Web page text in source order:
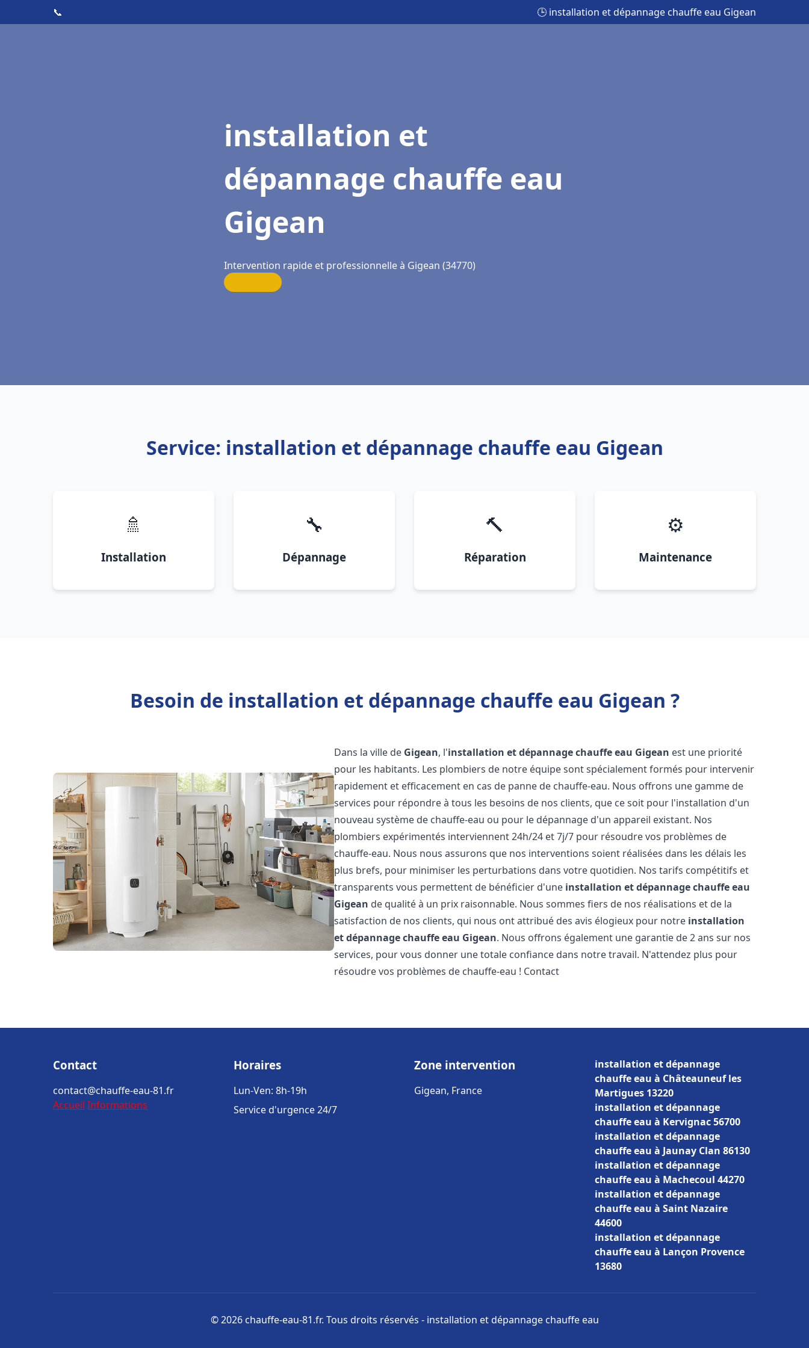
📞 🕒 installation et dépannage chauffe eau Gigean
installation et
dépannage chauffe eau
Gigean
Intervention rapide et professionnelle à Gigean (34770)
Service: installation et dépannage chauffe eau Gigean
🚿
Installation
🔧
Dépannage
🔨
Réparation
⚙️
Maintenance
Besoin de installation et dépannage chauffe eau Gigean ?
Dans la ville de Gigean, l'installation et dépannage chauffe eau Gigean est une priorité
pour les habitants. Les plombiers de notre équipe sont spécialement formés pour intervenir
rapidement et efficacement en cas de panne de chauffe-eau. Nous offrons une gamme de
services pour répondre à tous les besoins de nos clients, que ce soit pour l'installation d'un
nouveau système de chauffe-eau ou pour le dépannage d'un appareil existant. Nos
plombiers expérimentés interviennent 24h/24 et 7j/7 pour résoudre vos problèmes de
chauffe-eau. Nous nous assurons que nos interventions soient réalisées dans les délais les
plus brefs, pour minimiser les perturbations dans votre quotidien. Nos tarifs compétitifs et
transparents vous permettent de bénéficier d'une installation et dépannage chauffe eau
Gigean de qualité à un prix raisonnable. Nous sommes fiers de nos réalisations et de la
satisfaction de nos clients, qui nous ont attribué des avis élogieux pour notre installation
et dépannage chauffe eau Gigean. Nous offrons également une garantie de 2 ans sur nos
services, pour vous donner une totale confiance dans notre travail. N'attendez plus pour
résoudre vos problèmes de chauffe-eau ! Contact
Contact
contact@chauffe-eau-81.fr
Accueil Informations
Horaires
Lun-Ven: 8h-19h
Service d'urgence 24/7
Zone intervention
Gigean, France
installation et dépannage
chauffe eau à Châteauneuf les
Martigues 13220
installation et dépannage
chauffe eau à Kervignac 56700
installation et dépannage
chauffe eau à Jaunay Clan 86130
installation et dépannage
chauffe eau à Machecoul 44270
installation et dépannage
chauffe eau à Saint Nazaire
44600
installation et dépannage
chauffe eau à Lançon Provence
13680
© 2026 chauffe-eau-81.fr. Tous droits réservés - installation et dépannage chauffe eau